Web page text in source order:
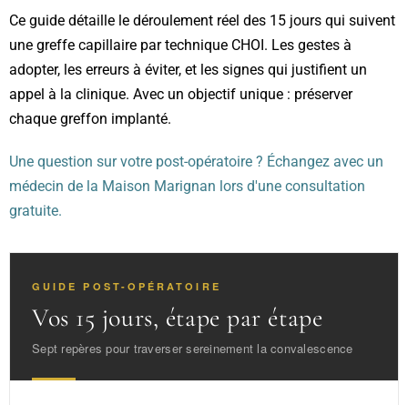
Ce guide détaille le déroulement réel des 15 jours qui suivent
une greffe capillaire par technique CHOI. Les gestes à
adopter, les erreurs à éviter, et les signes qui justifient un
appel à la clinique. Avec un objectif unique : préserver
chaque greffon implanté.
Une question sur votre post-opératoire ? Échangez avec un
médecin de la Maison Marignan lors d'une consultation
gratuite.
GUIDE POST-OPÉRATOIRE
Vos 15 jours, étape par étape
Sept repères pour traverser sereinement la convalescence